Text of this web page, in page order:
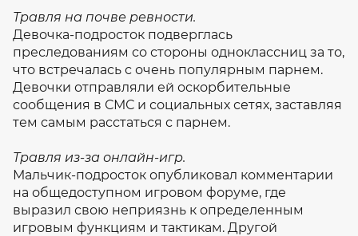
Травля на почве ревности.
Девочка-подросток подверглась
преследованиям со стороны одноклассниц за то,
что встречалась с очень популярным парнем.
Девочки отправляли ей оскорбительные
сообщения в СМС и социальных сетях, заставляя
тем самым расстаться с парнем.
Травля из-за онлайн-игр.
Мальчик-подросток опубликовал комментарии
на общедоступном игровом форуме, где
выразил свою неприязнь к определенным
игровым функциям и тактикам. Другой